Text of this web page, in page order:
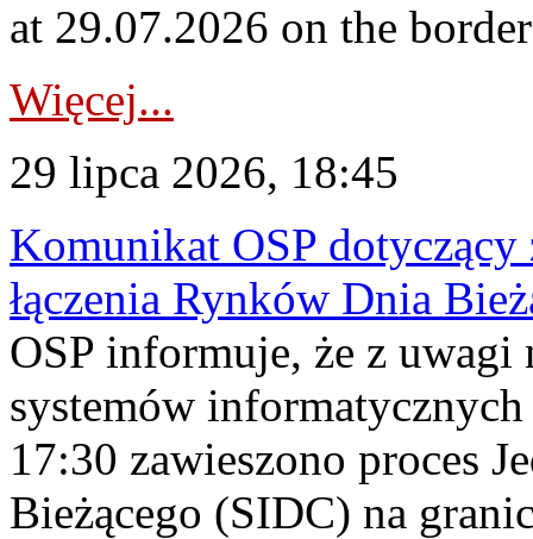
at 29.07.2026 on the
Więcej...
29 lipca 2026, 18:45
Komunikat OSP dotyczący
łączenia Rynków Dnia
OSP informuje, że z uwagi
systemów
17:30 zawieszono proces
Bieżącego (SIDC) na